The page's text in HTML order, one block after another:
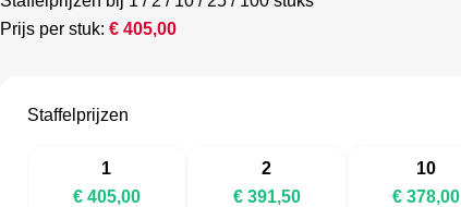
Prijs per stuk: € 405,00
Staffelprijzen
1
€ 405,00
2
€ 391,50
10
€ 378,00